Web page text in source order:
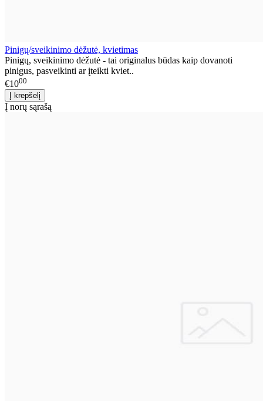
Pinigų/sveikinimo dėžutė, kvietimas
Pinigų, sveikinimo dėžutė - tai originalus būdas kaip dovanoti
pinigus, pasveikinti ar įteikti kviet..
€1000
Į norų sąrašą